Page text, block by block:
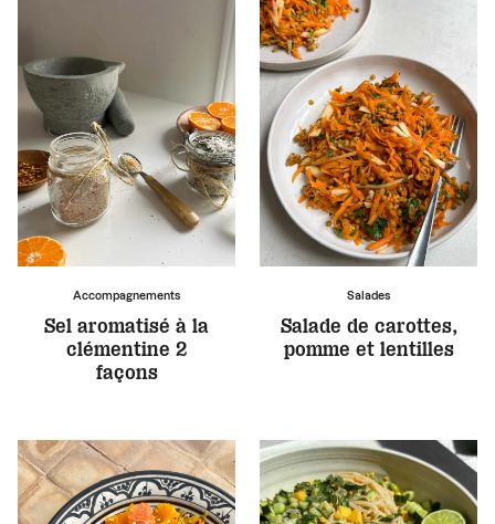
Accompagnements
Sel aromatisé à la
clémentine 2
façons
Salades
Salade de carottes,
pomme et lentilles